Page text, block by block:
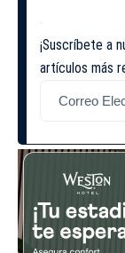
¡Suscríbete a
artículos más